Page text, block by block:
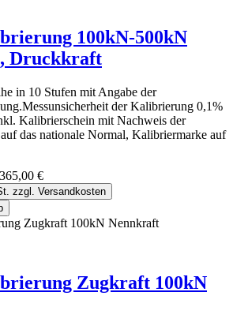
100kN-500kN
Druckkraft
in 10 Stufen mit Angabe der
der Kalibrierung 0,1%
Kalibrierschein mit Nachweis der
das nationale Normal, Kalibriermarke auf
365,00 €
zzgl. Versandkosten
Zugkraft 100kN